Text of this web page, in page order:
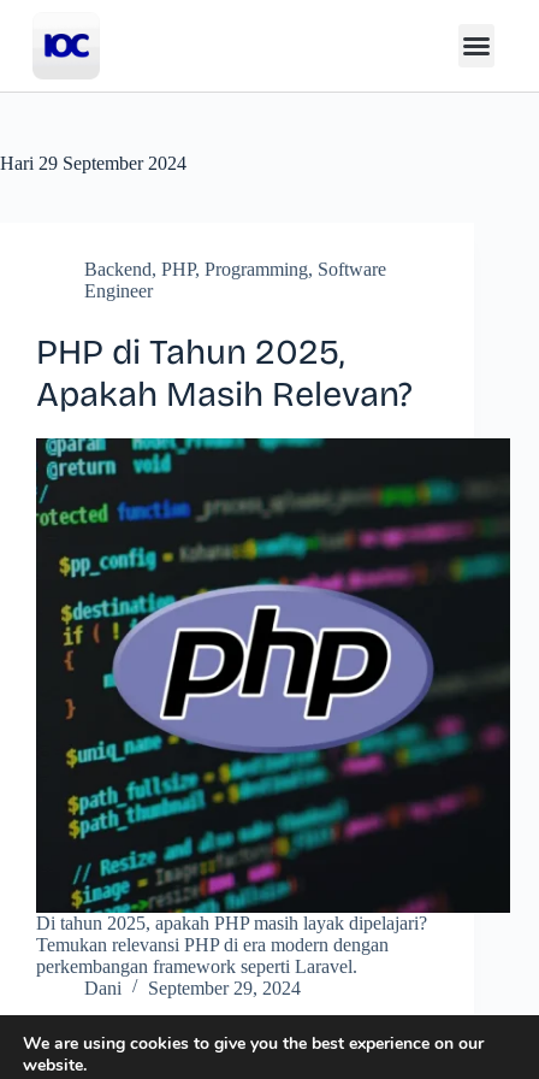
Hari 29 September 2024
Backend, PHP, Programming, Software
Engineer
PHP di Tahun 2025,
Apakah Masih Relevan?
Di tahun 2025, apakah PHP masih layak dipelajari?
Temukan relevansi PHP di era modern dengan
perkembangan framework seperti Laravel.
Dani
September 29, 2024
We are using cookies to give you the best experience on our
website.